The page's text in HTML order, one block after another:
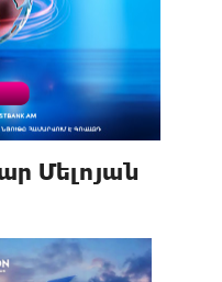
Մելոյան